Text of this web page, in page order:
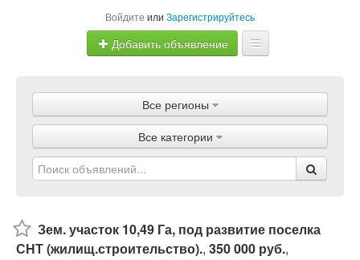
Войдите или Зарегистрируйтесь
Добавить объявление
Объявления
Магазины
Услуги
Все регионы
Все категории
Зем. участок 10,49 Га, под развитие поселка
СНТ (жилищ.строительство)., 350 000 руб.,